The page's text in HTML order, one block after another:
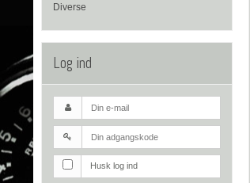
Diverse
Log ind
Husk log ind